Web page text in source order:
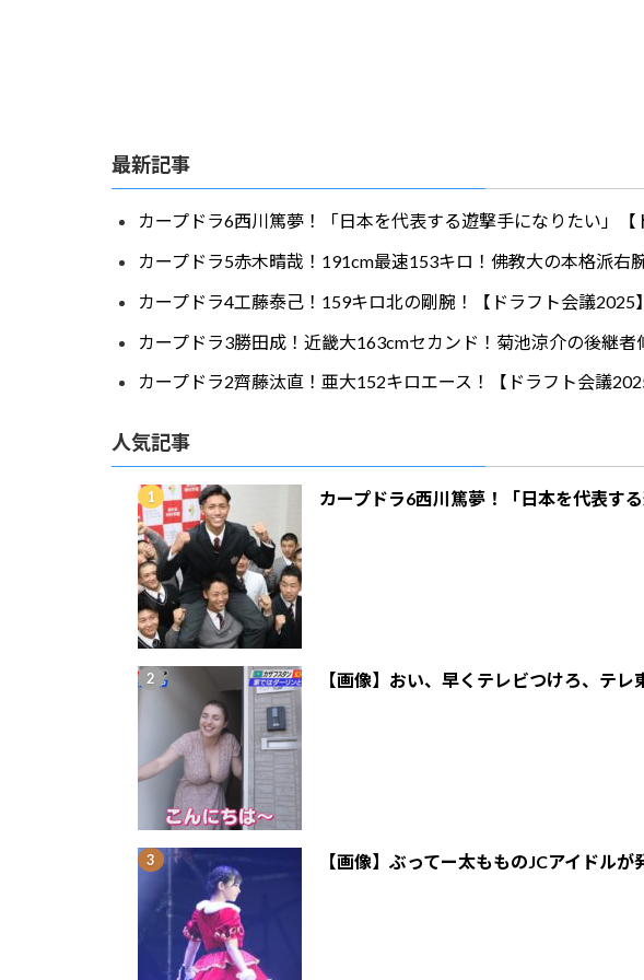
最新記事
カープドラ6西川篤夢！「日本を代表する遊撃手になりたい」【
カープドラ5赤木晴哉！191cm最速153キロ！佛教大の本格派右
カープドラ4工藤泰己！159キロ北の剛腕！【ドラフト会議2025】
カープドラ3勝田成！近畿大163cmセカンド！菊池涼介の後継者
カープドラ2齊藤汰直！亜大152キロエース！【ドラフト会議
人気記事
カープドラ6西川篤夢！「日本を代表す
【画像】おい、早くテレビつけろ、テ
【画像】ぶってー太もものJCアイドル